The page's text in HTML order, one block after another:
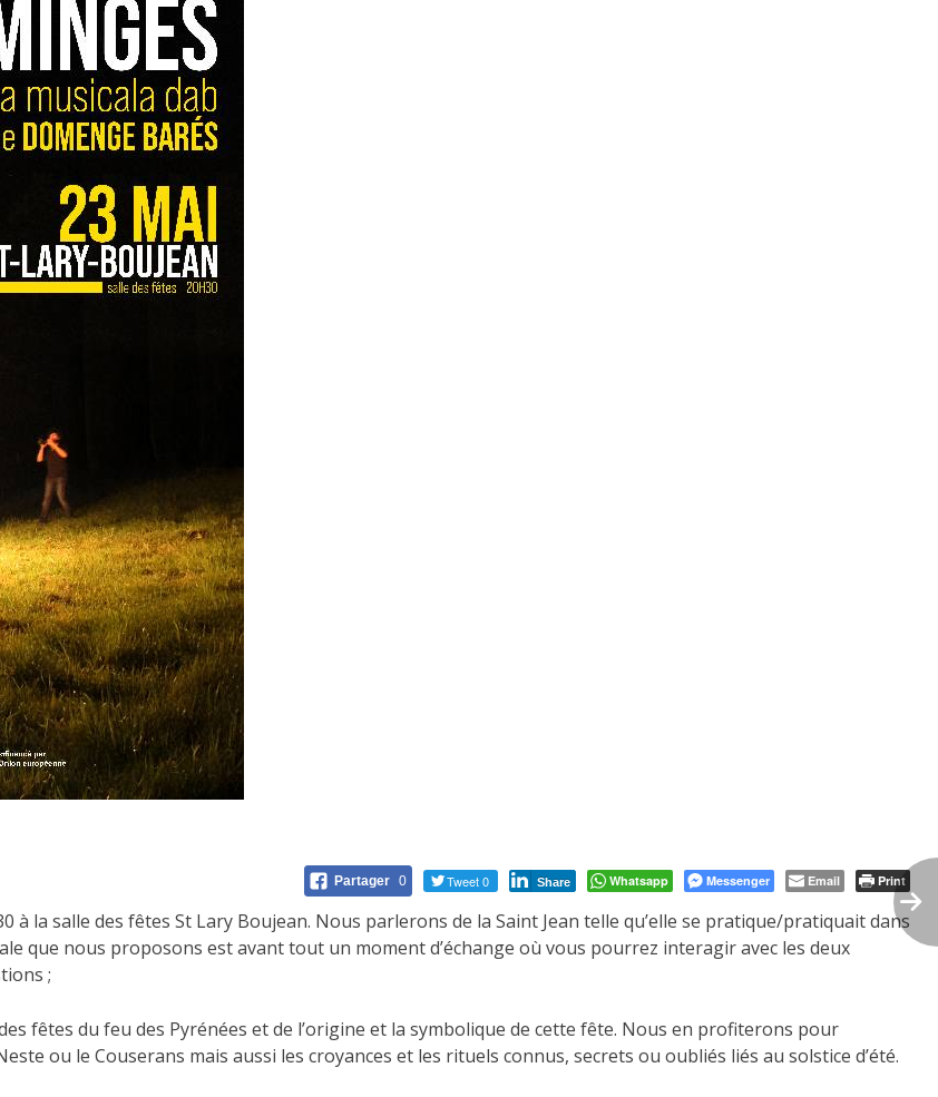
Partager 0 Tweet 0 Share Whatsapp Messenger Email Print
à la salle des fêtes St Lary Boujean. Nous parlerons de la Saint Jean telle qu’elle se pratique/pratiquait dans
que nous proposons est avant tout un moment d’échange où vous pourrez interagir avec les deux
;
fêtes du feu des Pyrénées et de l’origine et la symbolique de cette fête. Nous en profiterons pour
ou le Couserans mais aussi les croyances et les rituels connus, secrets ou oubliés liés au solstice d’été.